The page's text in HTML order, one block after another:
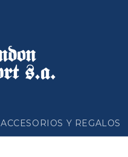
ACCESORIOS Y REGALOS